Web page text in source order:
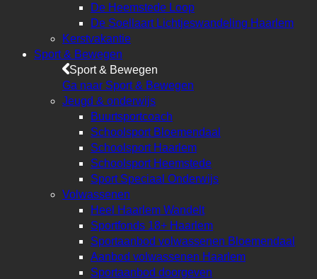
De Heemstede Loop
De Soellaart Lichtjeswandeling Haarlem
Kerstvakantie
Sport & Bewegen
Sport & Bewegen
Ga naar Sport & Bewegen
Jeugd & onderwijs
Buurtsportcoach
Schoolsport Bloemendaal
Schoolsport Haarlem
Schoolsport Heemstede
Sport Speciaal Onderwijs
Volwassenen
Heel Haarlem Wandelt
Sportfonds 18+ Haarlem
Sportaanbod volwassenen Bloemendaal
Aanbod volwassenen Haarlem
Sportaanbod doorgeven